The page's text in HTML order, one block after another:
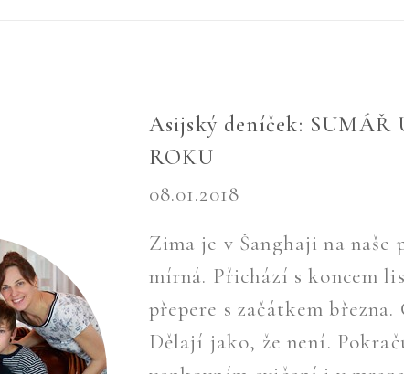
Asijský deníček: SUMÁŘ
ROKU
08.01.2018
Zima je v Šanghaji na naše
mírná. Přichází s koncem
přepere s začátkem
Dělají jako, že není.